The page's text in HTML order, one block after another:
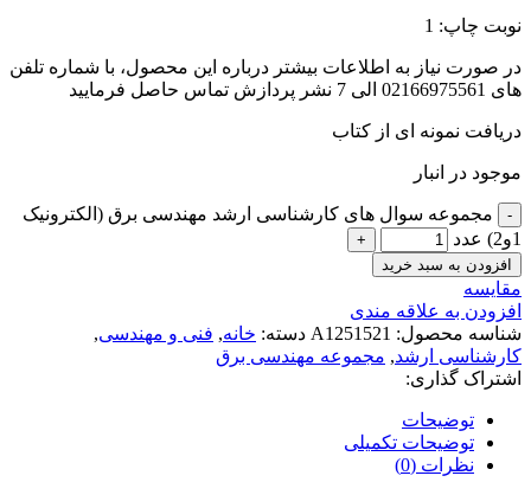
نوبت چاپ: 1
در صورت نیاز به اطلاعات بیشتر درباره این محصول، با شماره تلفن
های 02166975561 الی 7 نشر پردازش تماس حاصل فرمایید
دریافت نمونه ای از کتاب
موجود در انبار
مجموعه سوال های کارشناسی ارشد مهندسی برق (الکترونیک
1و2) عدد
افزودن به سبد خرید
مقايسه
افزودن به علاقه مندی
شناسه محصول: A1251521 دسته: خانه, فنی و مهندسی,
کارشناسی ارشد, مجموعه مهندسی برق
اشتراک گذاری:
توضیحات
توضیحات تکمیلی
نظرات (0)